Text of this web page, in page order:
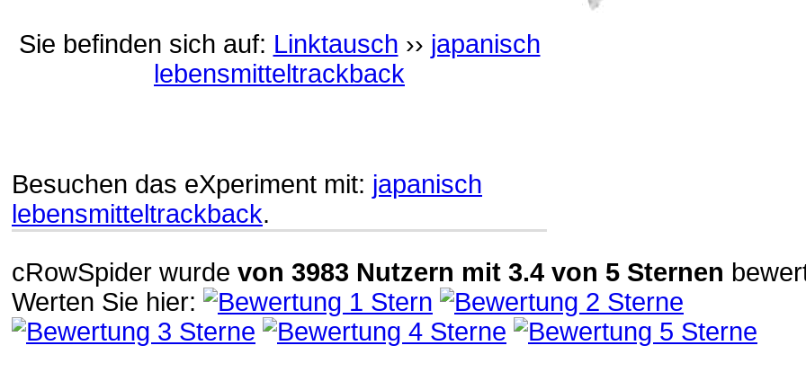
Sie befinden sich auf: Linktausch ›› japanisch
lebensmitteltrackback
Besuchen das eXperiment mit: japanisch
lebensmitteltrackback.
cRowSpider wurde von 3983 Nutzern mit 3.4 von 5 Sternen
Werten Sie hier: